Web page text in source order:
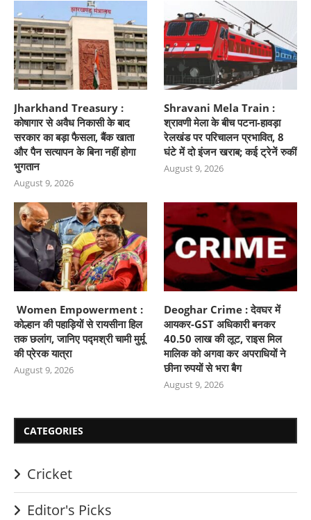
Jharkhand Treasury :
कोषागार से अवैध निकासी के बाद
सरकार का बड़ा फैसला, बैंक खाता
और पैन सत्यापन के बिना नहीं होगा
भुगतान
August 9, 2026
Shravani Mela Train :
श्रावणी मेला के बीच पटना-हावड़ा
रेलखंड पर परिचालन प्रभावित, 8
घंटे में दो इंजन खराब; कई ट्रेनें रुकीं
August 9, 2026
Women Empowerment :
कोल्हान की पहाड़ियों से रायसीना हिल
तक छलांग, जानिए पद्मश्री चामी मुर्मू
की प्रेरक यात्रा
August 9, 2026
Deoghar Crime : देवघर में
आयकर-GST अधिकारी बनकर
40.50 लाख की लूट, राइस मिल
मालिक को अगवा कर अपराधियों ने
छीना रुपयों से भरा बैग
August 9, 2026
CATEGORIES
Cricket
Editor's Picks